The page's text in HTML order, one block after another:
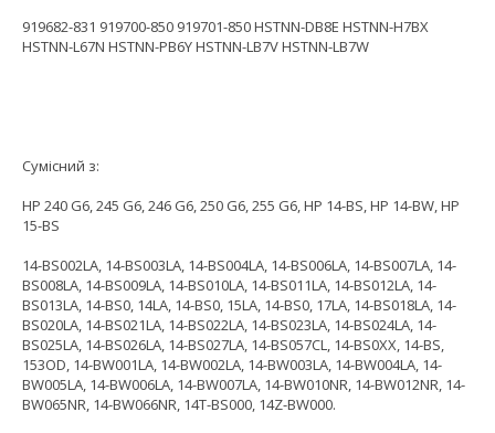
919682-831 919700-850 919701-850 HSTNN-DB8E HSTNN-H7BX
HSTNN-L67N HSTNN-PB6Y HSTNN-LB7V HSTNN-LB7W
Сумісний з:
HP 240 G6, 245 G6, 246 G6, 250 G6, 255 G6, HP 14-BS, HP 14-BW, HP
15-BS
14-BS002LA, 14-BS003LA, 14-BS004LA, 14-BS006LA, 14-BS007LA, 14-
BS008LA, 14-BS009LA, 14-BS010LA, 14-BS011LA, 14-BS012LA, 14-
BS013LA, 14-BS0, 14LA, 14-BS0, 15LA, 14-BS0, 17LA, 14-BS018LA, 14-
BS020LA, 14-BS021LA, 14-BS022LA, 14-BS023LA, 14-BS024LA, 14-
BS025LA, 14-BS026LA, 14-BS027LA, 14-BS057CL, 14-BS0XX, 14-BS,
153OD, 14-BW001LA, 14-BW002LA, 14-BW003LA, 14-BW004LA, 14-
BW005LA, 14-BW006LA, 14-BW007LA, 14-BW010NR, 14-BW012NR, 14-
BW065NR, 14-BW066NR, 14T-BS000, 14Z-BW000.